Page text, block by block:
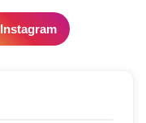
Instagram